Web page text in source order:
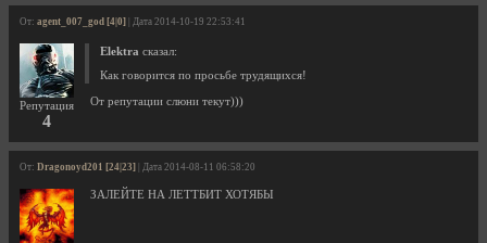
От: agent_007_god [4|0] | Дата 2014-10-19 22:53:41
Репутация
4
Elektra сказал:
Как говорится по просьбе трудящихся!
От репутации слюни текут)))
От: Dragonoyd201 [24|23] | Дата 2014-08-11 06:58:20
ЗАЛЕЙТЕ НА ЛЕТТБИТ ХОТЯБЫ